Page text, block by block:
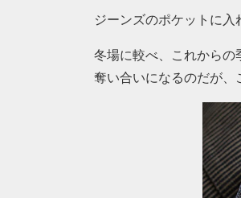
ジーンズのポケットに入
冬場に較べ、これからの
奪い合いになるのだが、